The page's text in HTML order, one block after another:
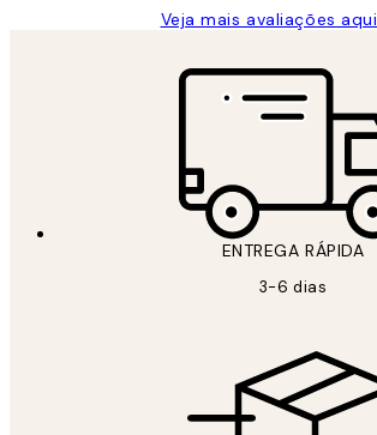
Veja mais avaliações aqui
ENTREGA RÁPIDA
3-6 dias